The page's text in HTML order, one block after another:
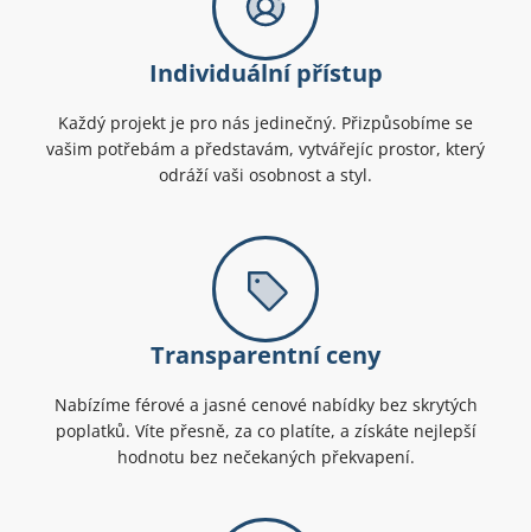
Individuální přístup
Každý projekt je pro nás jedinečný. Přizpůsobíme se
vašim potřebám a představám, vytvářejíc prostor, který
odráží vaši osobnost a styl.
Transparentní ceny
Nabízíme férové a jasné cenové nabídky bez skrytých
poplatků. Víte přesně, za co platíte, a získáte nejlepší
hodnotu bez nečekaných překvapení.